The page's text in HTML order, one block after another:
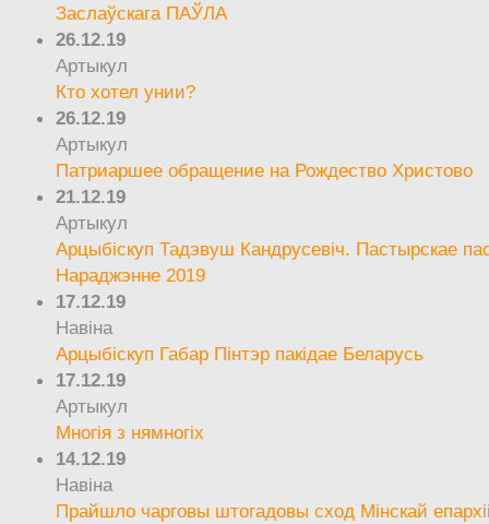
Заслаўскага ПАЎЛА
26.12.19
Артыкул
Кто хотел унии?
26.12.19
Артыкул
Патриаршее обращение на Рождество Христово
21.12.19
Артыкул
Арцыбіскуп Тадэвуш Кандрусевіч. Пастырскае
Нараджэнне 2019
17.12.19
Навіна
Арцыбіскуп Габар Пінтэр пакідае Беларусь
17.12.19
Артыкул
Многія з нямногіх
14.12.19
Навіна
Прайшло чарговы штогадовы сход Мінскай